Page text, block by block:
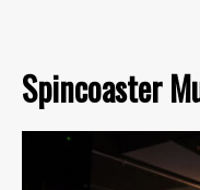
Spincoaster